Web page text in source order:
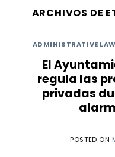
ARCHIVOS DE
ADMINISTRATIVE LAW
El
regula las
privadas
POSTED ON